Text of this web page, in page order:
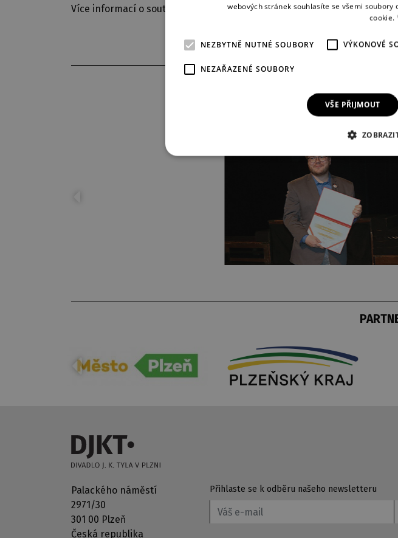
Více informací o soutěžním projektu INTRO:https://www.djkt.eu/
Palackého náměstí
2971/30
301 00 Plzeň
Česká republika
Přihlaste se k odběru našeho newsletteru
webových stránek souhlasíte se všemi
cookie.
NEZBYTNĚ NUTNÉ SOUBORY VÝKONOVÉ
NEZAŘAZENÉ SOUBORY
VŠE PŘIJMOUT